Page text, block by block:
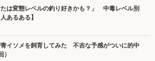
たは変態レベルの釣り好きかも？」 中毒レベル別
人あるある】
イソメを飼育してみた 不吉な予感がついに的中
）